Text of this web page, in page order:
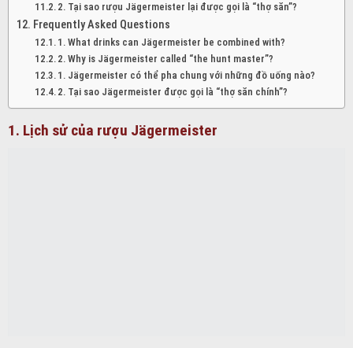
2. Tại sao rượu Jägermeister lại được gọi là “thợ săn”?
Frequently Asked Questions
1. What drinks can Jägermeister be combined with?
2. Why is Jägermeister called “the hunt master”?
1. Jägermeister có thể pha chung với những đồ uống nào?
2. Tại sao Jägermeister được gọi là “thợ săn chính”?
1. Lịch sử của rượu Jägermeister